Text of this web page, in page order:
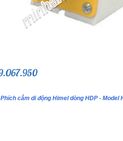
Phích cắm di động Himel dòng HDP - Model